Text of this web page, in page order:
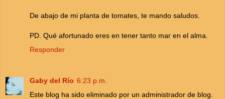
De abajo de mi planta de tomates, te mando saludos.
PD. Qué afortunado eres en tener tanto mar en el alma.
Responder
Gaby del Río 6:23 p.m.
Este blog ha sido eliminado por un administrador de blog.